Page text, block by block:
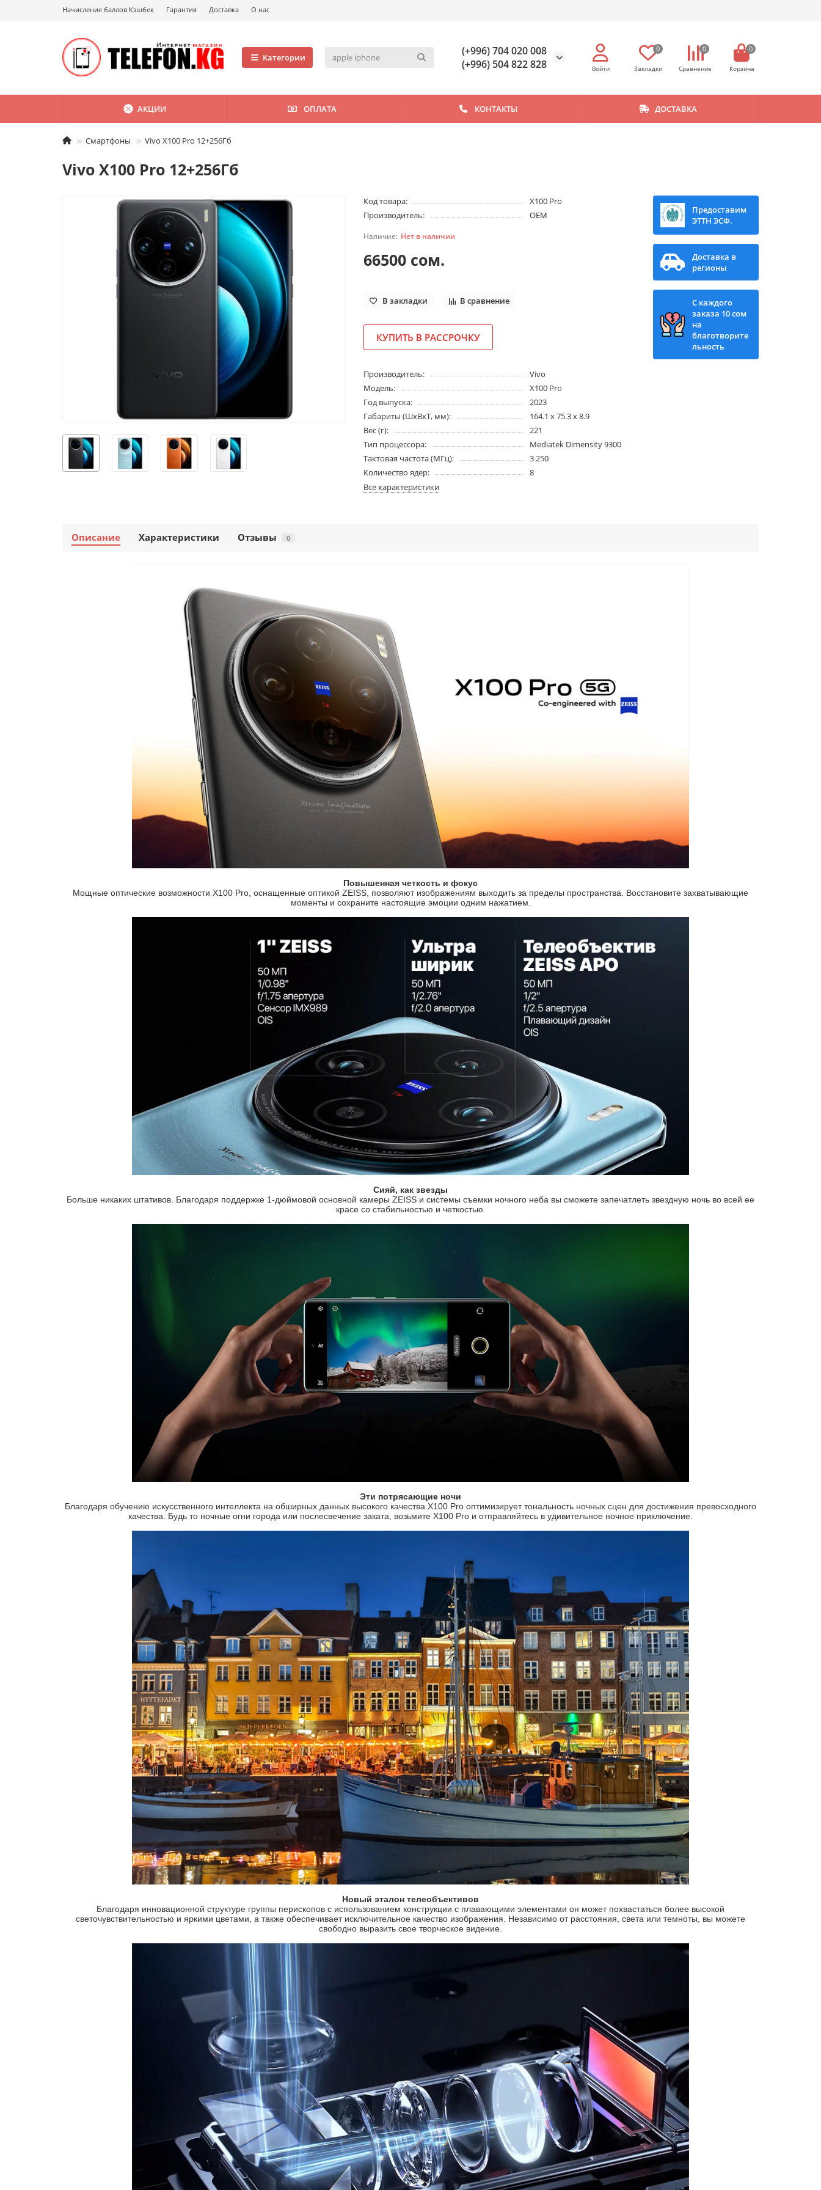
Начисление баллов Кэшбек Гарантия Доставка О нас
Категории
(+996) 704 020 008
(+996) 504 822 828
0 0 0
АКЦИИ ОПЛАТА КОНТАКТЫ ДОСТАВКА
Смартфоны Vivo X100 Pro 12+256Гб
Vivo X100 Pro 12+256Гб
Код товара:
X100 Pro
Производитель:
OEM
Нет в наличии
66500 сом.
В закладки В сравнение
КУПИТЬ В РАССРОЧКУ
Производитель:
Vivo
Модель:
X100 Pro
Год выпуска:
2023
Габариты (ШхВхТ, мм):
164.1 x 75.3 x 8.9
Вес (г):
221
Тип процессора:
Mediatek Dimensity 9300
Тактовая частота (МГц):
3 250
Количество ядер:
8
Все характеристики
Предоставим
ЭТТН ЭСФ.
Доставка в
регионы
С каждого
заказа 10 сом
на
благотворите
льность
Описание Характеристики Отзывы 0
Повышенная четкость и фокус
Мощные оптические возможности X100 Pro, оснащенные оптикой ZEISS, позволяют изображениям выходить за пределы пространства. Восстановите захватывающие
моменты и сохраните настоящие эмоции одним нажатием.
Сияй, как звезды
Больше никаких штативов. Благодаря поддержке 1-дюймовой основной камеры ZEISS и системы съемки ночного неба вы сможете запечатлеть звездную ночь во всей ее
красе со стабильностью и четкостью.
Эти потрясающие ночи
Благодаря обучению искусственного интеллекта на обширных данных высокого качества X100 Pro оптимизирует тональность ночных сцен для достижения превосходного
качества. Будь то ночные огни города или послесвечение заката, возьмите X100 Pro и отправляйтесь в удивительное ночное приключение.
Новый эталон телеобъективов
Благодаря инновационной структуре группы перископов с использованием конструкции с плавающими элементами он может похвастаться более высокой
светочувствительностью и яркими цветами, а также обеспечивает исключительное качество изображения. Независимо от расстояния, света или темноты, вы можете
свободно выразить свое творческое видение.